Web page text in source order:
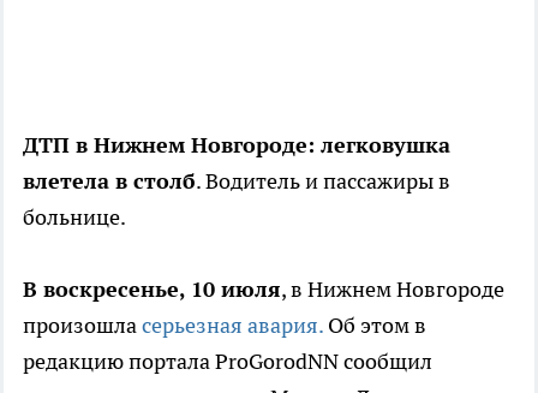
ДТП в Нижнем Новгороде: легковушка
влетела в столб. Водитель и пассажиры в
больнице.
В воскресенье, 10 июля, в Нижнем Новгороде
произошласерьезная авария. Об этом в
редакцию портала ProGorodNN сообщил